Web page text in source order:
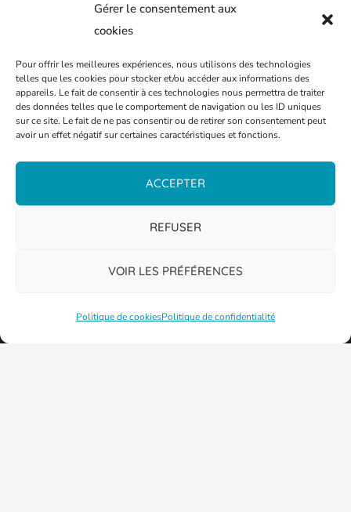
Gérer le consentement aux
cookies
Pour offrir les meilleures expériences, nous utilisons des technologies
telles que les cookies pour stocker et/ou accéder aux informations des
appareils. Le fait de consentir à ces technologies nous permettra de traiter
des données telles que le comportement de navigation ou les ID uniques
sur ce site. Le fait de ne pas consentir ou de retirer son consentement peut
avoir un effet négatif sur certaines caractéristiques et fonctions.
ACCEPTER
REFUSER
VOIR LES PRÉFÉRENCES
Politique de cookiesPolitique de confidentialité
PLAN DE LA VILLE